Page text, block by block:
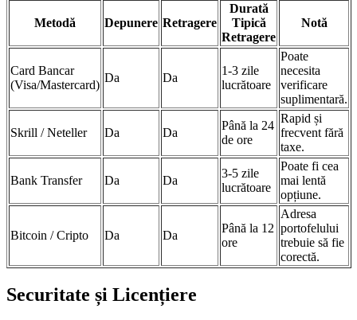
Metodă Depunere Retragere
Durată
Tipică
Retragere
Notă
Card Bancar
(Visa/Mastercard)
Da Da
1-3 zile
lucrătoare
Poate
necesita
verificare
suplimentară.
Skrill / Neteller Da Da
Până la 24
de ore
Rapid și
frecvent fără
taxe.
Bank Transfer Da Da
3-5 zile
lucrătoare
Poate fi cea
mai lentă
opțiune.
Bitcoin / Cripto Da Da
Până la 12
ore
Adresa
portofelului
trebuie să fie
corectă.
Securitate și Licențiere